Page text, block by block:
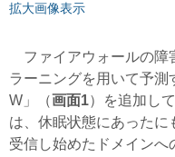
拡大画像表示
ファイアウォールの障
ラーニングを用いて予測
W 」（画面1）を追加し
は、休眠状態にあったに
受信し始めたドメインへ